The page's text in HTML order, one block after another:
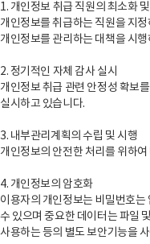
1. 개인정보 취급 직원의 최소화
개인정보를 취급하는 직원을 지
개인정보를 관리하는 대책을 시
2. 정기적인 자체 감사 실시
개인정보 취급 관련 안정성 확보
실시하고 있습니다.
3. 내부관리계획의 수립 및 시행
개인정보의 안전한 처리를 위하
4. 개인정보의 암호화
이용자의 개인정보는 비밀번호는
수 있으며 중요한 데이터는 파일
사용하는 등의 별도 보안기능을